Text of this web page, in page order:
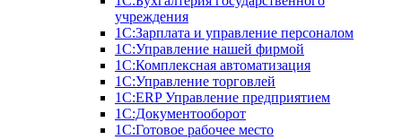
учреждения
1С:Зарплата и управление персоналом
1С:Управление нашей фирмой
1С:Комплексная автоматизация
1С:Управление торговлей
1С:ERP Управление предприятием
1С:Документооборот
1C:Готовое рабочее место